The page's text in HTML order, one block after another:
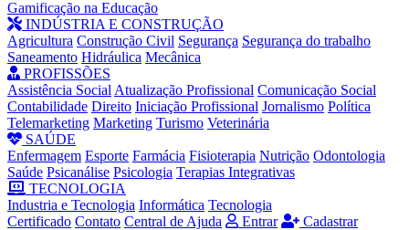
Gamificação na Educação
INDÚSTRIA E CONSTRUÇÃO
Agricultura Construção Civil Segurança Segurança do trabalho
Saneamento Hidráulica Mecânica
PROFISSÕES
Assistência Social Atualização Profissional Comunicação Social
Contabilidade Direito Iniciação Profissional Jornalismo Política
Telemarketing Marketing Turismo Veterinária
SAÚDE
Enfermagem Esporte Farmácia Fisioterapia Nutrição Odontologia
Saúde Psicanálise Psicologia Terapias Integrativas
TECNOLOGIA
Industria e Tecnologia Informática Tecnologia
Certificado Contato Central de Ajuda Entrar Cadastrar